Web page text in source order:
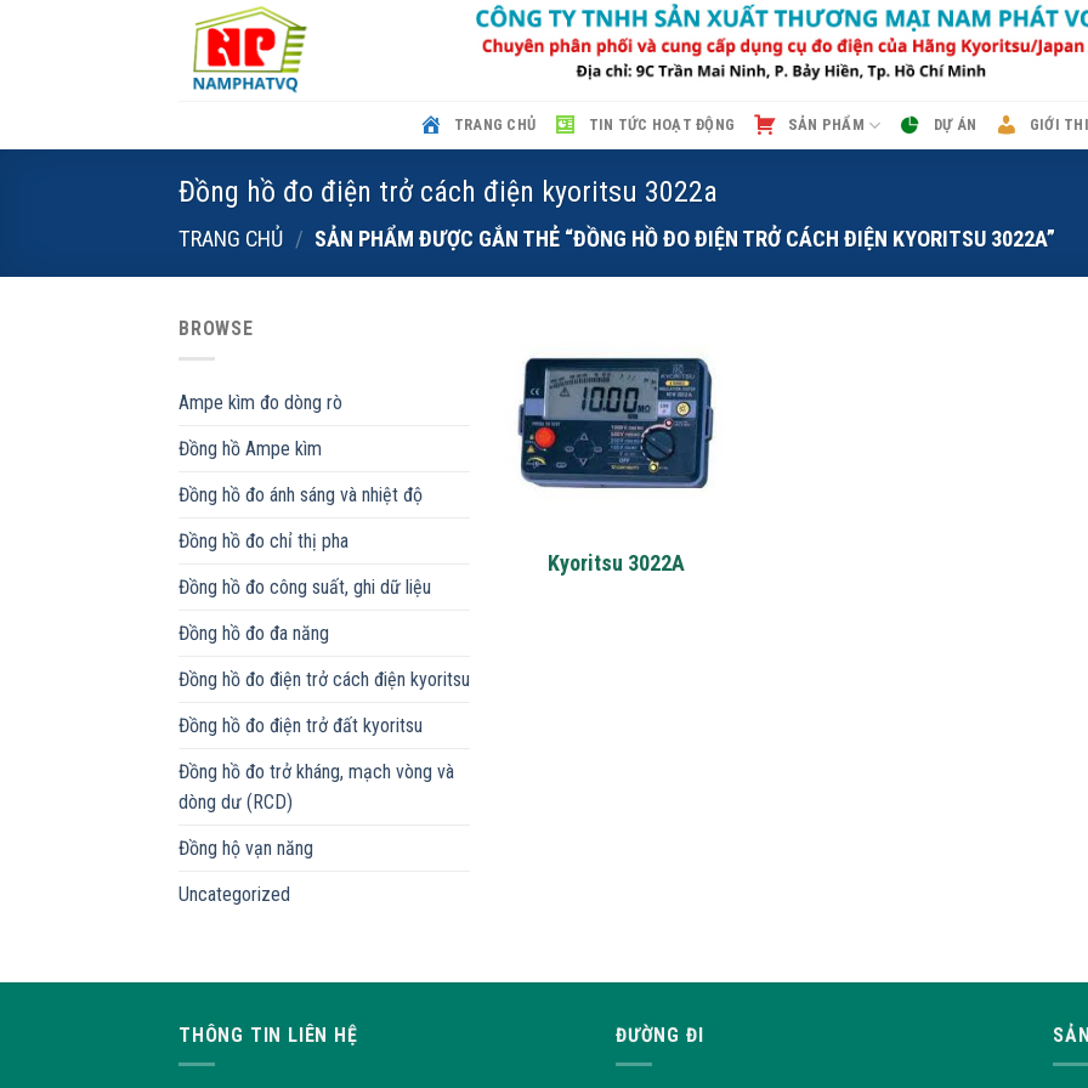
TRANG CHỦ TIN TỨC HOẠT ĐỘNG SẢN PHẨM DỰ ÁN GIỚI
Đồng hồ đo điện trở cách điện kyoritsu 3022a
TRANG CHỦ / SẢN PHẨM ĐƯỢC GẮN THẺ “ĐỒNG HỒ ĐO ĐIỆN TRỞ CÁCH ĐIỆN KYORITSU 3022A”
BROWSE
Ampe kìm đo dòng rò
Đồng hồ Ampe kìm
Đồng hồ đo ánh sáng và nhiệt độ
Đồng hồ đo chỉ thị pha
Đồng hồ đo công suất, ghi dữ liệu
Đồng hồ đo đa năng
Đồng hồ đo điện trở cách điện kyoritsu
Đồng hồ đo điện trở đất kyoritsu
Đồng hồ đo trở kháng, mạch vòng và
dòng dư (RCD)
Đồng hộ vạn năng
Uncategorized
Kyoritsu 3022A
THÔNG TIN LIÊN HỆ ĐƯỜNG ĐI